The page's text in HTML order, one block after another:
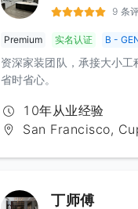
9 条
Premium 实名认证 B -
资深家装团队，承接大小
省时省心。
10年从业经验
San Francisco,
丁师傅